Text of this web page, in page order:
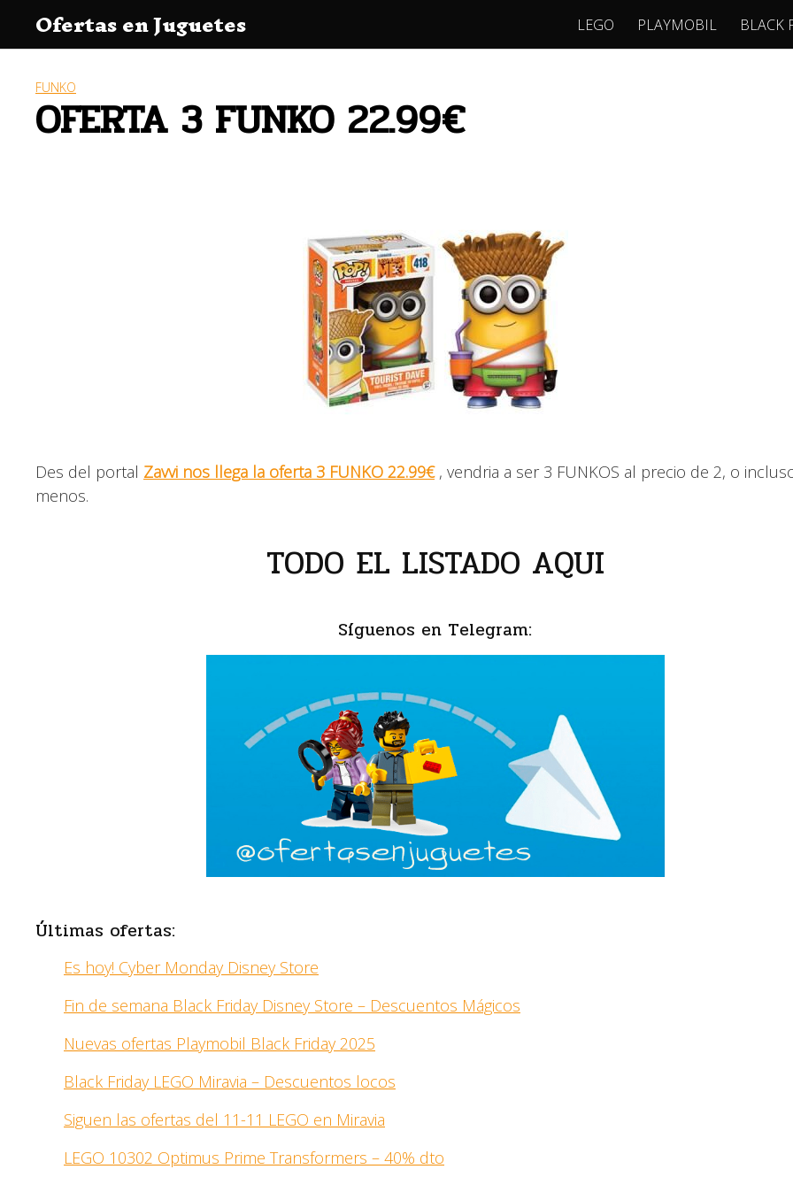
contenido
Ofertas en Juguetes LEGO PLAYMOBIL BLACK
FUNKO
OFERTA 3 FUNKO 22.99€
Des del portal Zavvi nos llega la oferta 3 FUNKO 22.99€, vendria a ser 3 FUNKOS al precio de 2, o
menos.
TODO EL LISTADO AQUI
Síguenos en Telegram:
Últimas ofertas:
Es hoy! Cyber Monday Disney Store
Fin de semana Black Friday Disney Store – Descuentos Mágicos
Nuevas ofertas Playmobil Black Friday 2025
Black Friday LEGO Miravia – Descuentos locos
Siguen las ofertas del 11-11 LEGO en Miravia
LEGO 10302 Optimus Prime Transformers – 40% dto